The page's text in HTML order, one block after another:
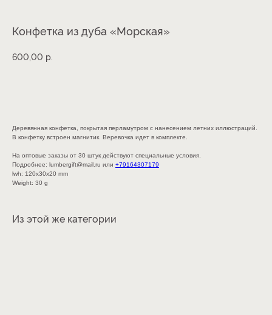
Конфетка из дуба «Морская»
600,00 р.
Деревянная конфетка, покрытая перламутром с нанесением летних иллюстраций.
В конфетку встроен магнитик. Веревочка идет в комплекте.
На оптовые заказы от 30 штук действуют специальные условия.
Подробнее: lumbergift@mail.ru или +79164307179
lwh: 120x30x20 mm
Weight: 30 g
Из этой же категории